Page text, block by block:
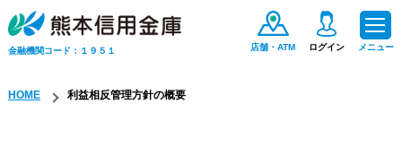
金融機関コード：１９５１ 店舗・ATM ログイン メニュー
HOME 利益相反管理方針の概要